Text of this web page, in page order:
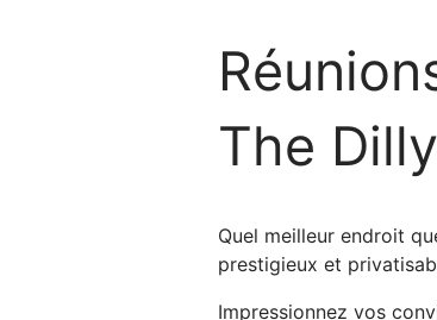
The Dilly
Quel meilleur endroit
prestigieux et
Impressionnez vos